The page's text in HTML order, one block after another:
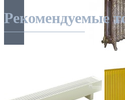
Рекомендуемые